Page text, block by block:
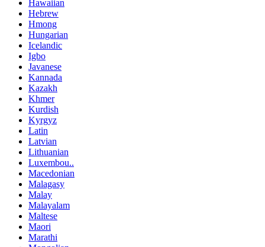
Hawaiian
Hebrew
Hmong
Hungarian
Icelandic
Igbo
Javanese
Kannada
Kazakh
Khmer
Kurdish
Kyrgyz
Latin
Latvian
Lithuanian
Luxembou..
Macedonian
Malagasy
Malay
Malayalam
Maltese
Maori
Marathi